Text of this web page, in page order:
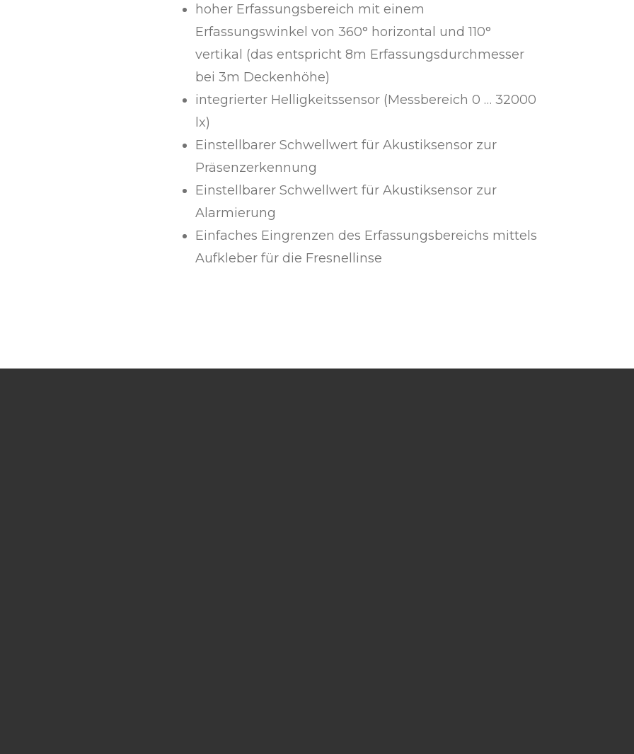
hoher Erfassungsbereich mit einem
Erfassungswinkel von 360° horizontal und 110°
vertikal (das entspricht 8m Erfassungsdurchmesser
bei 3m Deckenhöhe)
integrierter Helligkeitssensor (Messbereich 0 … 32000
lx)
Einstellbarer Schwellwert für Akustiksensor zur
Präsenzerkennung
Einstellbarer Schwellwert für Akustiksensor zur
Alarmierung
Einfaches Eingrenzen des Erfassungsbereichs mittels
Aufkleber für die Fresnellinse